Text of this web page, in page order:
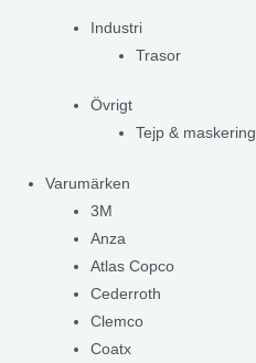
Industri
Trasor
Övrigt
Tejp & maskering
Varumärken
3M
Anza
Atlas Copco
Cederroth
Clemco
Coatx